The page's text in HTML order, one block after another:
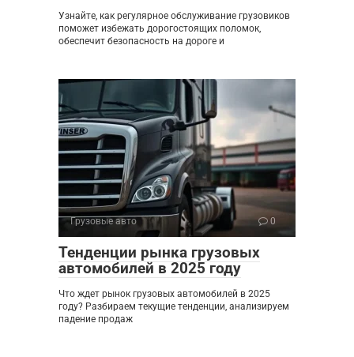
Узнайте, как регулярное обслуживание грузовиков
поможет избежать дорогостоящих поломок,
обеспечит безопасность на дороге и
Грузовые авто 0
Тенденции рынка грузовых
автомобилей в 2025 году
Что ждет рынок грузовых автомобилей в 2025
году? Разбираем текущие тенденции, анализируем
падение продаж